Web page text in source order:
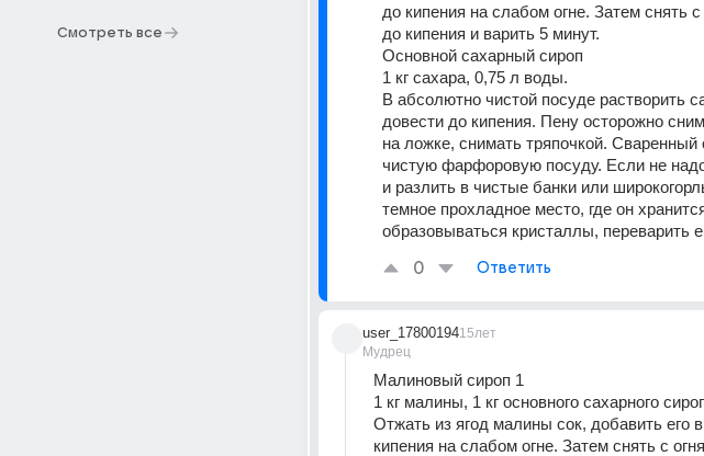
Смотреть все
до кипения на слабом огне. Затем снять
до кипения и варить 5 минут.
Основной сахарный сироп
1 кг сахара, 0,75 л воды.
В абсолютно чистой посуде растворить
довести до кипения. Пену осторожно
на ложке, снимать тряпочкой. Сваренный
чистую фарфоровую посуду. Если не
и разлить в чистые банки или
темное прохладное место, где он
образовываться кристаллы, переварить
0 Ответить
user_17800194
Мудрец
15лет
Малиновый сироп 1
1 кг малины, 1 кг основного сахарного
Отжать из ягод малины сок, добавить его
кипения на слабом огне. Затем снять с